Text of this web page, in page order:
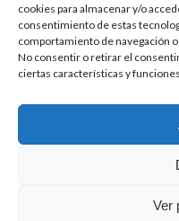
cookies para almacenar y/o
consentimiento de estas
comportamiento de navegación
No consentir o retirar el
ciertas características y
Ver
Todos los derechos